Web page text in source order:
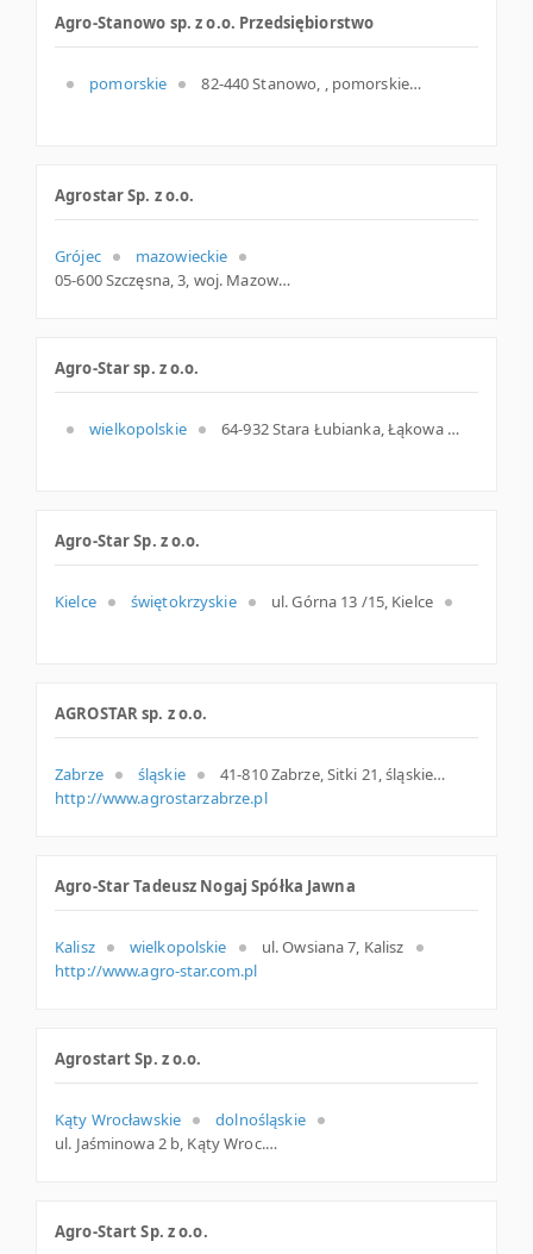
Agro-Stanowo sp. z o.o. Przedsiębiorstwo
pomorskie 82-440 Stanowo, , pomorskie
Agrostar Sp. z o.o.
Grójec
mazowieckie
05-600 Szczęsna, 3, woj. Mazowieckie, pow. Grójecki, gm. Grójec
Agro-Star sp. z o.o.
wielkopolskie 64-932 Stara Łubianka, Łąkowa 6, wielkopolskie
Agro-Star Sp. z o.o.
Kielce świętokrzyskie ul. Górna 13 /15, Kielce
AGROSTAR sp. z o.o.
Zabrze śląskie
41-810 Zabrze, Sitki 21, śląskie
http://www.agrostarzabrze.pl
Agro-Star Tadeusz Nogaj Spółka Jawna
Kalisz wielkopolskie
ul. Owsiana 7, Kalisz
http://www.agro-star.com.pl
Agrostart Sp. z o.o.
Kąty Wrocławskie
dolnośląskie
ul. Jaśminowa 2 b, Kąty Wroc.
Agro-Start Sp. z o.o.